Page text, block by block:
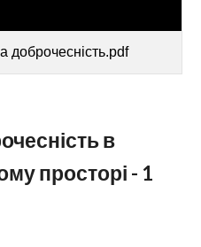
доброчесність.pdf
в
просторі - 1